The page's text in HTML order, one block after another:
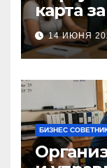
карта
банков
14 ИЮНЯ
БИЗНЕС